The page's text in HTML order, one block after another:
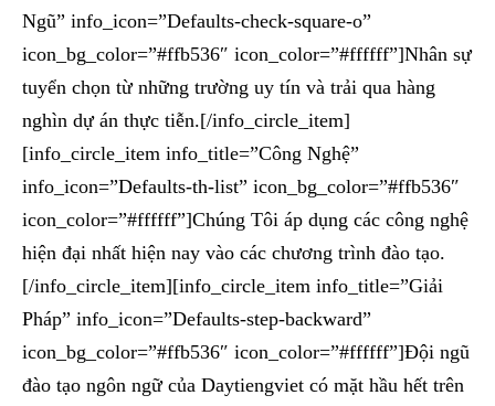
Ngũ” info_icon=”Defaults-check-square-o”
icon_bg_color=”#ffb536″ icon_color=”#ffffff”]Nhân sự
tuyển chọn từ những trường uy tín và trải qua hàng
nghìn dự án thực tiễn.[/info_circle_item]
[info_circle_item info_title=”Công Nghệ”
info_icon=”Defaults-th-list” icon_bg_color=”#ffb536″
icon_color=”#ffffff”]Chúng Tôi áp dụng các công nghệ
hiện đại nhất hiện nay vào các chương trình đào tạo.
[/info_circle_item][info_circle_item info_title=”Giải
Pháp” info_icon=”Defaults-step-backward”
icon_bg_color=”#ffb536″ icon_color=”#ffffff”]Đội ngũ
đào tạo ngôn ngữ của Daytiengviet có mặt hầu hết trên